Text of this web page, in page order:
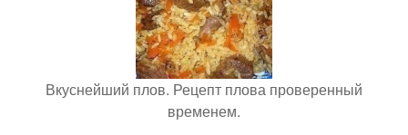
Вкуснейший плов. Рецепт плова проверенный
временем.